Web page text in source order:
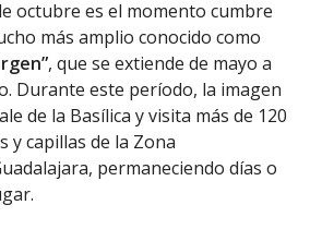
octubre es el momento cumbre
más amplio conocido como
, que se extiende de mayo a
Durante este período, la imagen
de la Basílica y visita más de 120
y capillas de la Zona
permaneciendo días o